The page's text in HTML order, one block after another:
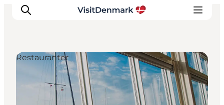
Inspiration
Destinationer
Restauranter